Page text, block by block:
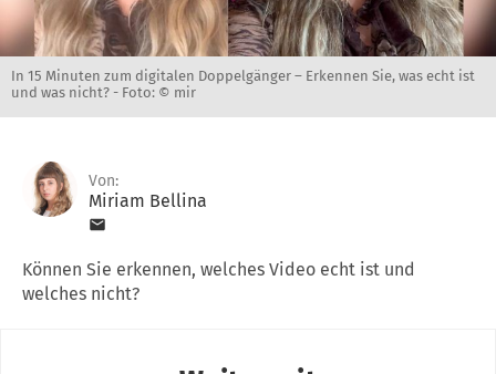
In 15 Minuten zum digitalen Doppelgänger – Erkennen Sie, was echt ist
und was nicht? - Foto: © mir
Von:
Miriam Bellina
Können Sie erkennen, welches Video echt ist und
welches nicht?